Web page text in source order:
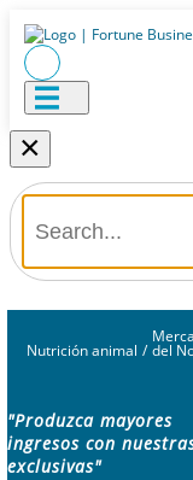
×
Nutrición animal / del
"Produzca mayores
ingresos con
exclusivas"